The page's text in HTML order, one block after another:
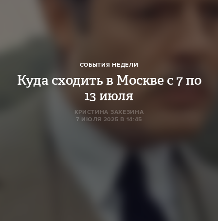
СОБЫТИЯ НЕДЕЛИ
Куда сходить в Москве с 7 по
13 июля
КРИСТИНА ЗАХЕЗИНА
7 ИЮЛЯ 2025 В 14:45